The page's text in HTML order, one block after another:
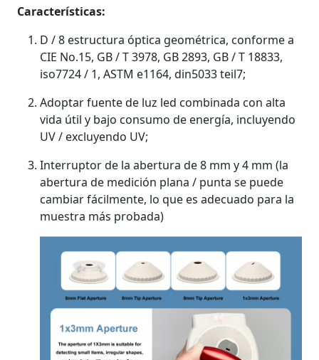
Características:
D / 8 estructura óptica geométrica, conforme a
CIE No.15, GB / T 3978, GB 2893, GB / T 18833,
iso7724 / 1, ASTM e1164, din5033 teil7;
Adoptar fuente de luz led combinada con alta
vida útil y bajo consumo de energía, incluyendo
UV / excluyendo UV;
Interruptor de la abertura de 8 mm y 4 mm (la
abertura de medición plana / punta se puede
cambiar fácilmente, lo que es adecuado para la
muestra más probada)